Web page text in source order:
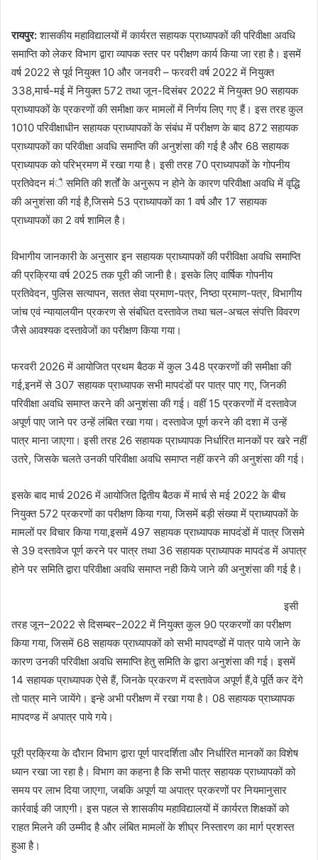
रायपुर:शासकीय महाविद्यालयों में कार्यरत सहायक प्राध्यापकों की परिवीक्षा अवधि
समाप्ति को लेकर विभाग द्वारा व्यापक स्तर पर परीक्षण कार्य किया जा रहा है। इसमें
वर्ष 2022 से पूर्व नियुक्त 10 और जनवरी – फरवरी वर्ष 2022 में नियुक्त
338,मार्च-मई में नियुक्त 572 तथा जून-दिसंबर 2022 में नियुक्त 90 सहायक
प्राध्यापकों के प्रकरणों की समीक्षा कर मामलों में निर्णय लिए गए हैं। इस तरह कुल
1010 परिवीक्षाधीन सहायक प्राध्यापकों के संबंध में परीक्षण के बाद 872 सहायक
प्राध्यापकों का परिवीक्षा अवधि समाप्ति की अनुशंसा की गई है और 68 सहायक
प्राध्यापक को परिभ्रमण में रखा गया है। इसी तरह 70 प्राध्यापकों के गोपनीय
प्रतिवेदन मंै समिति की शर्तों के अनुरूप न होने के कारण परिवीक्षा अवधि में वृद्धि
की अनुशंसा की गई है,जिसमे 53 प्राध्यापकों का 1 वर्ष और 17 सहायक
प्राध्यापकों का 2 वर्ष शामिल है।
विभागीय जानकारी के अनुसार इन सहायक प्राध्यापकों की परीविक्षा अवधि समाप्ति
की प्रक्रिया वर्ष 2025 तक पूरी की जानी है। इसके लिए वार्षिक गोपनीय
प्रतिवेदन, पुलिस सत्यापन, सतत सेवा प्रमाण-पत्र, निष्ठा प्रमाण-पत्र, विभागीय
जांच एवं न्यायालयीन प्रकरण से संबंधित दस्तावेज तथा चल-अचल संपत्ति विवरण
जैसे आवश्यक दस्तावेजों का परीक्षण किया गया।
फरवरी 2026 में आयोजित प्रथम बैठक में कुल 348 प्रकरणों की समीक्षा की
गई,इनमें से 307 सहायक प्राध्यापक सभी मापदंडों पर पात्र पाए गए, जिनकी
परिवीक्षा अवधि समाप्त करने की अनुशंसा की गई। वहीं 15 प्रकरणों में दस्तावेज
अपूर्ण पाए जाने पर उन्हें लंबित रखा गया। दस्तावेज पूर्ण करने की दशा में उन्हें
पात्र माना जाएगा। इसी तरह 26 सहायक प्राध्यापक निर्धारित मानकों पर खरे नहीं
उतरे, जिसके चलते उनकी परिवीक्षा अवधि समाप्त नहीं करने की अनुशंसा की गई।
इसके बाद मार्च 2026 में आयोजित द्वितीय बैठक में मार्च से मई 2022 के बीच
नियुक्त 572 प्रकरणों का परीक्षण किया गया, जिसमें बड़ी संख्या में प्राध्यापकों के
मामलों पर विचार किया गया,इसमें 497 सहायक प्राध्यापक मापदंडों में पात्र जिसमे
से 39 दस्तावेज पूर्ण करने पर पात्र तथा 36 सहायक प्राध्यापक मापदंड में अपात्र
होने पर समिति द्वारा परिवीक्षा अवधि समाप्त नही किये जाने की अनुशंसा की गई है।
इसी
तरह जून–2022 से दिसम्बर–2022 में नियुक्त कुल 90 प्रकरणों का परीक्षण
किया गया, जिसमें 68 सहायक प्राध्यापकों को सभी मापदण्डों में पात्र पाये जाने के
कारण उनकी परिवीक्षा अवधि समाप्ति हेतु समिति के द्वारा अनुशंसा की गई। इसमें
14 सहायक प्राध्यापक ऐसे हैं, जिनके प्रकरण में दस्तावेज अपूर्ण हैं,वे पूर्ति कर देंगे
तो पात्र माने जायेंगे। इन्हे अभी परीक्षण में रखा गया है। 08 सहायक प्राध्यापक
मापदण्ड में अपात्र पाये गये।
पूरी प्रक्रिया के दौरान विभाग द्वारा पूर्ण पारदर्शिता और निर्धारित मानकों का विशेष
ध्यान रखा जा रहा है। विभाग का कहना है कि सभी पात्र सहायक प्राध्यापकों को
समय पर लाभ दिया जाएगा, जबकि अपूर्ण या अपात्र प्रकरणों पर नियमानुसार
कार्रवाई की जाएगी। इस पहल से शासकीय महाविद्यालयों में कार्यरत शिक्षकों को
राहत मिलने की उम्मीद है और लंबित मामलों के शीघ्र निस्तारण का मार्ग प्रशस्त
हुआ है।